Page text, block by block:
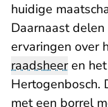
huidige
Daarnaast
ervaringen over
raadsheeren het
Hertogenbosch.
met een borrel